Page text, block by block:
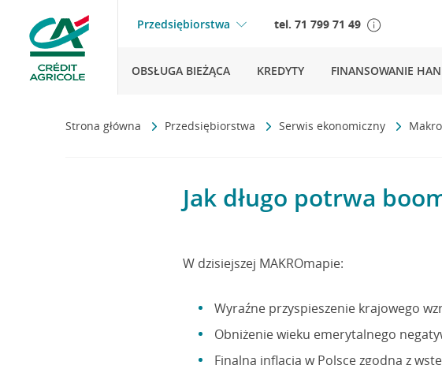
Przedsiębiorstwa tel. 71 799 71 49
OBSŁUGA BIEŻĄCA KREDYTY FINANSOWANIE
Strona główna Przedsiębiorstwa Serwis ekonomiczny
Jak długo potrwa
W dzisiejszej MAKROmapie:
Wyraźne przyspieszenie krajowego
Obniżenie wieku emerytalnego
Finalna inflacja w Polsce zgodna z